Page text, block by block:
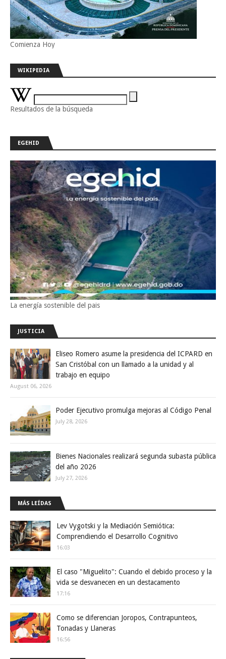
Comienza Hoy
WIKIPEDIA
Resultados de la búsqueda
EGEHID
La energía sostenible del pais
JUSTICIA
Eliseo Romero asume la presidencia del ICPARD en
San Cristóbal con un llamado a la unidad y al
trabajo en equipo
August 06, 2026
Poder Ejecutivo promulga mejoras al Código Penal
July 28, 2026
Bienes Nacionales realizará segunda subasta pública
del año 2026
July 27, 2026
MÁS LEÍDAS
Lev Vygotski y la Mediación Semiótica:
Comprendiendo el Desarrollo Cognitivo
16:03
El caso "Miguelito": Cuando el debido proceso y la
vida se desvanecen en un destacamento
17:16
Como se diferencian Joropos, Contrapunteos,
Tonadas y Llaneras
16:56